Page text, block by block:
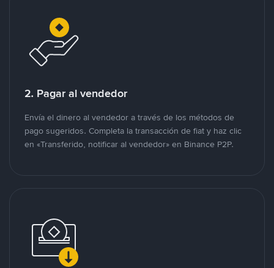
2. Pagar al vendedor
Envía el dinero al vendedor a través de los métodos de
pago sugeridos. Completa la transacción de fiat y haz clic
en «Transferido, notificar al vendedor» en Binance P2P.